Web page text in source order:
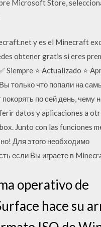
Microsoft Store,
y es el Minecraft
obtener gratis si eres
⭐ Actualizado ⭐
только что попали на
по сей день, чему
datos y aplicaciones a
Junto con las funciones
Для этого необходимо
если Вы играете в
operativo de
hace su